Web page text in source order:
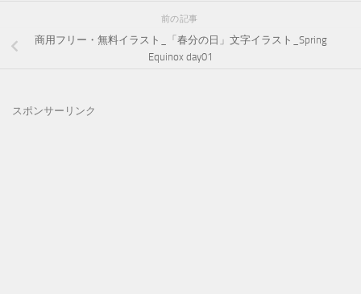
前の記事
商用フリー・無料イラスト_「春分の日」文字イラスト_Spring
Equinox day01
スポンサーリンク